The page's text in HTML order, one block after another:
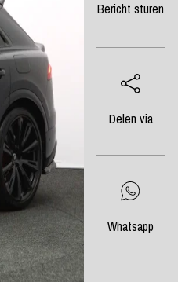
Bericht sturen
Delen via
Whatsapp